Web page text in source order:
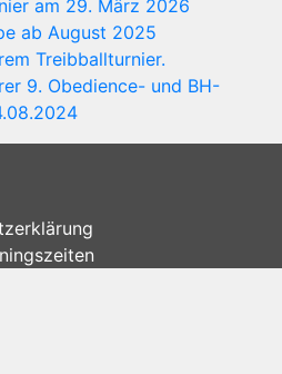
am 29. März 2026
ab August 2025
Treibballturnier.
9. Obedience- und BH-